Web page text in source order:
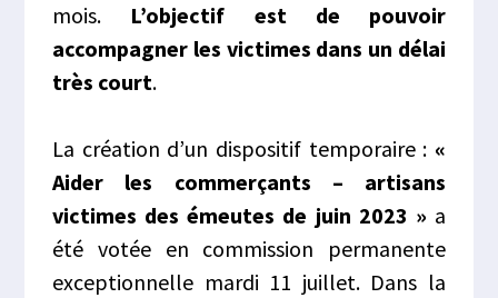
mois. L’objectif est de pouvoir
accompagner les victimes dans un délai
très court.
La création d’un dispositif temporaire : «
Aider les commerçants – artisans
victimes des émeutes de juin 2023 » a
été votée en commission permanente
exceptionnelle mardi 11 juillet. Dans la